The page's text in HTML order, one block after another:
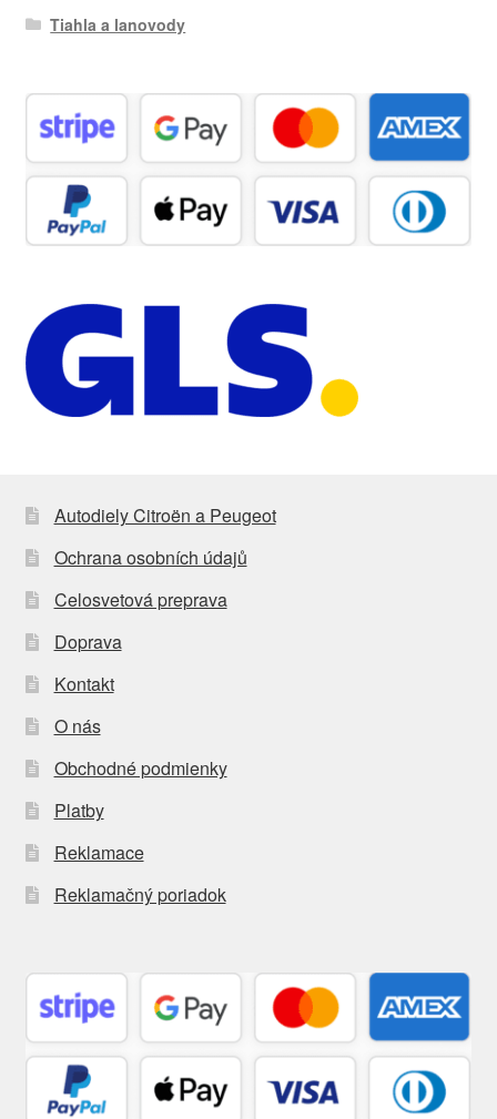
Tiahla a lanovody
Autodiely Citroën a Peugeot
Ochrana osobních údajů
Celosvetová preprava
Doprava
Kontakt
O nás
Obchodné podmienky
Platby
Reklamace
Reklamačný poriadok